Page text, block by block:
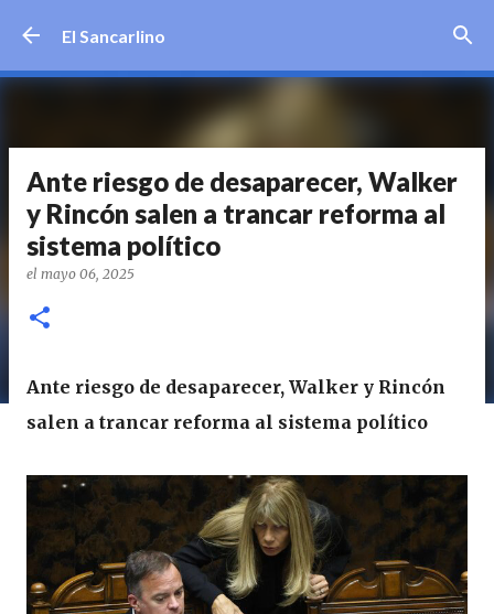
El Sancarlino
Ante riesgo de desaparecer, Walker
y Rincón salen a trancar reforma al
sistema político
el mayo 06, 2025
Ante riesgo de desaparecer, Walker y Rincón
salen a trancar reforma al sistema político